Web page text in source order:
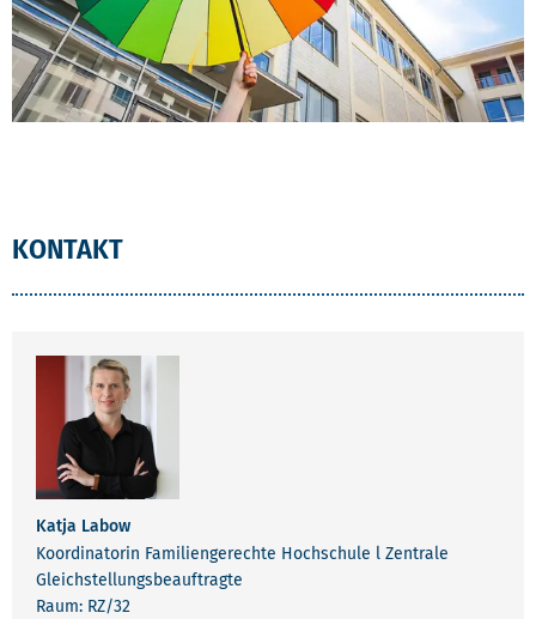
KONTAKT
Katja Labow
Koordinatorin Familiengerechte Hochschule l Zentrale
Gleichstellungsbeauftragte
Raum: RZ/32